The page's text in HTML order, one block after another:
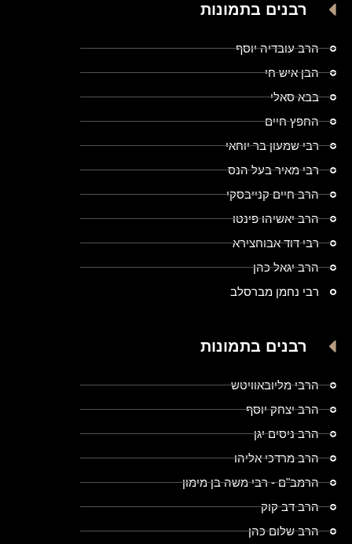
רבנים בתמונות
הרב עובדיה יוסף
הבן איש חי
בבא סאלי
החפץ חיים
רבי שמעון בר יוחאי
רבי מאיר בעל הנס
הרב חיים קנייבסקי
הרב יאשיהו פינטו
רבי דוד אבוחצירא
הרב יגאל כהן
רבי נחמן מברסלב
רבנים בתמונות
הרבי מליובאוויטש
הרב יצחק יוסף
הרב ניסים יגן
הרב מרדכי אליהו
הרמב"ם - רבי משה בן מימון
הרב דב קוק
הרב שלום כהן